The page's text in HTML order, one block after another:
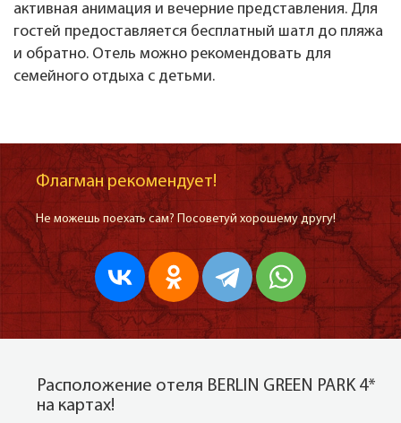
активная анимация и вечерние представления. Для
гостей предоставляется бесплатный шатл до пляжа
и обратно. Отель можно рекомендовать для
семейного отдыха с детьми.
Флагман рекомендует!
Не можешь поехать сам? Посоветуй хорошему другу!
Расположение отеля BERLIN GREEN PARK 4*
на картах!